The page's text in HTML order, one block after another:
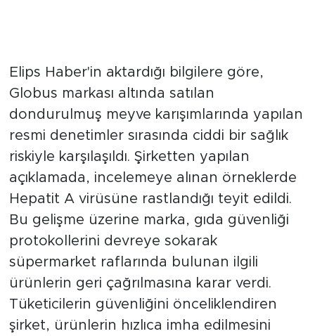
Ürünler Geri Çağrıldı
Elips Haber'in aktardığı bilgilere göre,
Globus markası altında satılan
dondurulmuş meyve karışımlarında yapılan
resmi denetimler sırasında ciddi bir sağlık
riskiyle karşılaşıldı. Şirketten yapılan
açıklamada, incelemeye alınan örneklerde
Hepatit A virüsüne rastlandığı teyit edildi.
Bu gelişme üzerine marka, gıda güvenliği
protokollerini devreye sokarak
süpermarket raflarında bulunan ilgili
ürünlerin geri çağrılmasına karar verdi.
Tüketicilerin güvenliğini önceliklendiren